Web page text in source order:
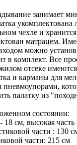
занимает
укомплектована
чехле и
матрацем.
можно
в комплект. Все
отсеке
и карманы для
пневмоупорами,
палатку из
состоянии:
18 см, высокая
части : 130
части: 215 см